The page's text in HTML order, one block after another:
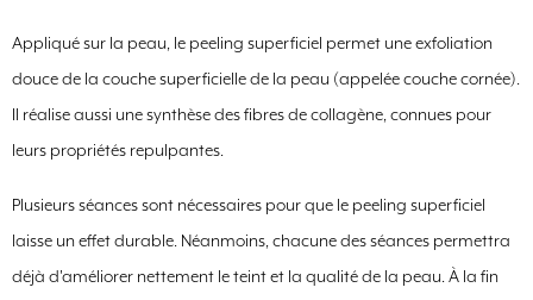
Appliqué sur la peau, le peeling superficiel permet une exfoliation
douce de la couche superficielle de la peau (appelée couche cornée).
Il réalise aussi une synthèse des fibres de collagène, connues pour
leurs propriétés repulpantes.
Plusieurs séances sont nécessaires pour que le peeling superficiel
laisse un effet durable. Néanmoins, chacune des séances permettra
déjà d'améliorer nettement le teint et la qualité de la peau. À la fin